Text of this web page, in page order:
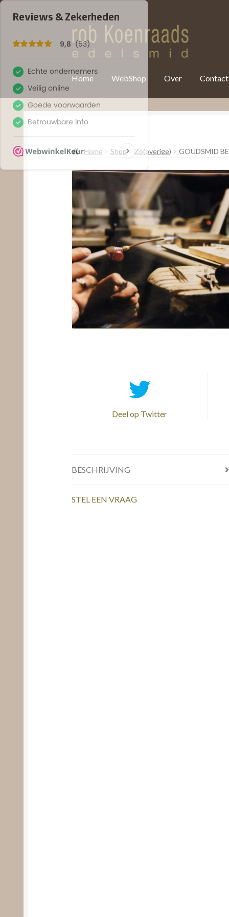
var clicky_custom = clicky_custom || {};
Home WebShop Over Contact
Home Shop Zo(overige) GOUDSMID
Deel op Twitter
BESCHRIJVING
STEL EEN VRAAG